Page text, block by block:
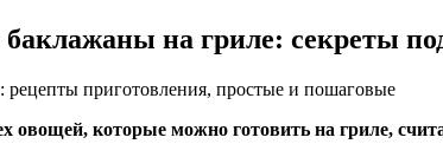
на гриле: секреты
овощей, которые можно готовить на гриле,